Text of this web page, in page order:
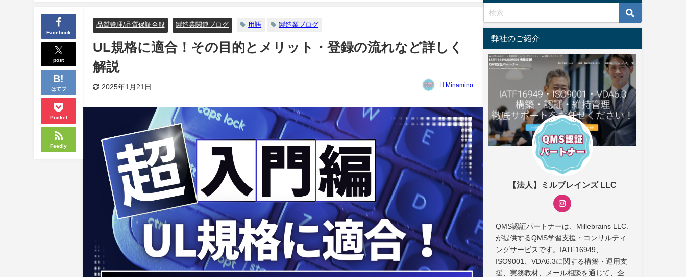
Facebook
post
はてブ
Pocket
Feedly
品質管理/品質保証全般 製造業関連ブログ 用語 製造業ブログ
UL規格に適合！その目的とメリット・登録の流れなど詳しく
解説
2025年1月21日 H.Minamino
弊社のご紹介
【法人】ミルブレインズ LLC
QMS認証パートナーは、Millebrains LLC.
が提供するQMS学習支援・コンサルティ
ングサービスです。IATF16949、
ISO9001、VDA6.3に関する構築・運用支
援、実務教材、メール相談を通じて、企